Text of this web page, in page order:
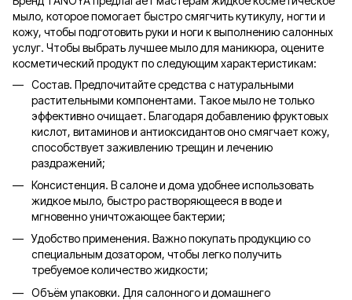
мыло, которое помогает быстро смягчить кутикулу, ногти и
кожу, чтобы подготовить руки и ноги к выполнению салонных
услуг. Чтобы выбрать лучшее мыло для маникюра, оцените
косметический продукт по следующим характеристикам:
Состав. Предпочитайте средства с натуральными
растительными компонентами. Такое мыло не только
эффективно очищает. Благодаря добавлению фруктовых
кислот, витаминов и антиоксидантов оно смягчает кожу,
способствует заживлению трещин и лечению
раздражений;
Консистенция. В салоне и дома удобнее использовать
жидкое мыло, быстро растворяющееся в воде и
мгновенно уничтожающее бактерии;
Удобство применения. Важно покупать продукцию со
специальным дозатором, чтобы легко получить
требуемое количество жидкости;
Объём упаковки. Для салонного и домашнего